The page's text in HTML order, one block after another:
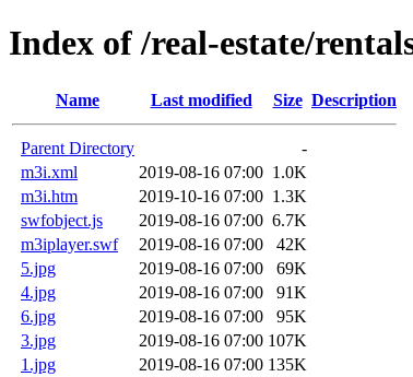
Index of /real-estate/
Name Last modified Size Description
Parent Directory
-
m3i.xml
2019-08-16 07:00 1.0K
m3i.htm
2019-10-16 07:00 1.3K
swfobject.js
2019-08-16 07:00 6.7K
m3iplayer.swf
2019-08-16 07:00
42K
5.jpg
2019-08-16 07:00
69K
4.jpg
2019-08-16 07:00
91K
6.jpg
2019-08-16 07:00
95K
3.jpg
2019-08-16 07:00 107K
1.jpg
2019-08-16 07:00 135K